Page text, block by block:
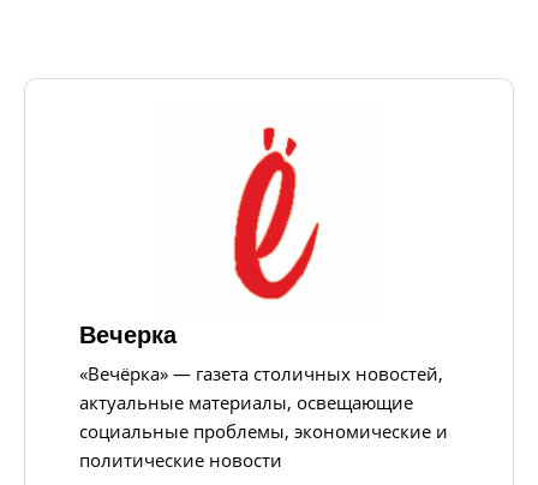
Вечерка
«Вечёрка» — газета столичных новостей,
актуальные материалы, освещающие
социальные проблемы, экономические и
политические новости